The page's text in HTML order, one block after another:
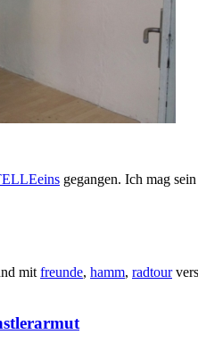
gegangen. Ich mag
mit freunde, hamm, radtour